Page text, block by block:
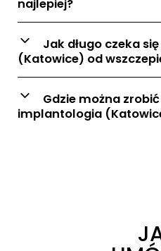
najlepiej?
Jak długo czeka
(Katowice) od
Gdzie można
implantologia